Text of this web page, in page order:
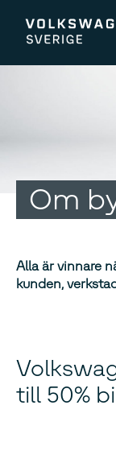
Om
Alla är vinnare
kunden,
till 50%